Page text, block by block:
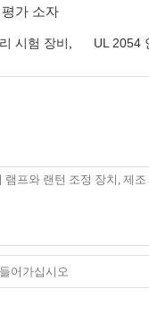
가 소자
시험 장비 UL 2054